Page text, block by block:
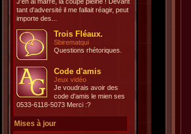
tant d'adversité il me fallait réagir, peut
importe des...
Trois Fléaux.
Sbirematqui
Questions rhétoriques.
Code d'amis
Jeux vidéo
Je voudrais avoir des
code d'amis le mien ses
0533-6118-5073 Merci :?
Mises à jour